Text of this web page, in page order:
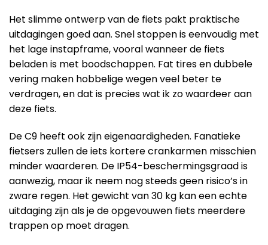
Het slimme ontwerp van de fiets pakt praktische
uitdagingen goed aan. Snel stoppen is eenvoudig met
het lage instapframe, vooral wanneer de fiets
beladen is met boodschappen. Fat tires en dubbele
vering maken hobbelige wegen veel beter te
verdragen, en dat is precies wat ik zo waardeer aan
deze fiets.
De C9 heeft ook zijn eigenaardigheden. Fanatieke
fietsers zullen de iets kortere crankarmen misschien
minder waarderen. De IP54-beschermingsgraad is
aanwezig, maar ik neem nog steeds geen risico’s in
zware regen. Het gewicht van 30 kg kan een echte
uitdaging zijn als je de opgevouwen fiets meerdere
trappen op moet dragen.